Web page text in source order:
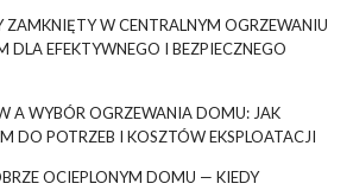
W CENTRALNYM OGRZEWANIU
DLA EFEKTYWNEGO I BEZPIECZNEGO
A WYBÓR OGRZEWANIA DOMU: JAK
DO POTRZEB I KOSZTÓW EKSPLOATACJI
OCIEPLONYM DOMU — KIEDY